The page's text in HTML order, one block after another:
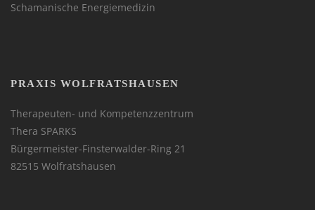
Schamanische Energiemedizin
PRAXIS WOLFRATSHAUSEN
Therapeuten- und Kompetenzzentrum
Thera SPARKS
Bürgermeister-Finsterwalder-Ring 21
82515 Wolfratshausen